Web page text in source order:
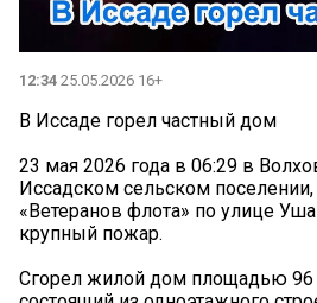
12:34 25.05.2026 16+
В Иссаде горел частный дом
23 мая 2026 года в 06:29 в
Иссадском сельском
«Ветеранов флота» по улице
крупный пожар.
Сгорел жилой дом площадью 96